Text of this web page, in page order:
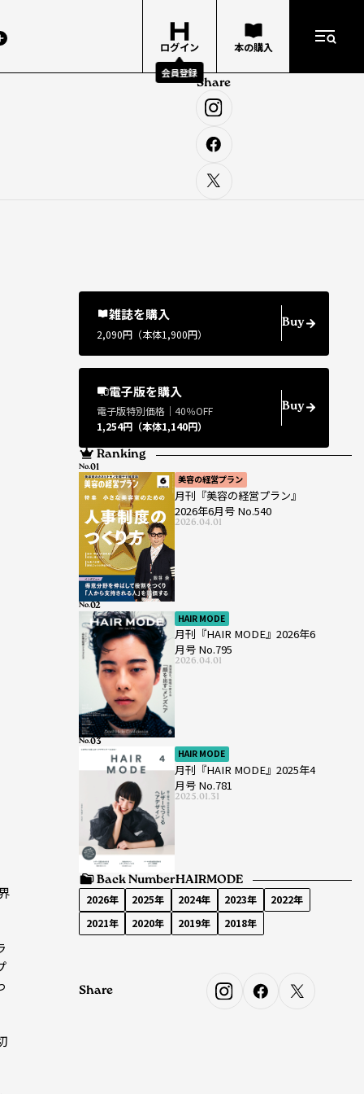
ログイン
会員登録
本の購入
Share
雑誌を購入
2,090円（本体1,900円）
Buy
電子版を購入
電子版特別価格｜40％OFF
1,254円（本体1,140円）
Buy
Ranking
美容の経営プラン
月刊『美容の経営プラン』
2026年6月号 No.540
2026.04.01
No.
HAIR MODE
月刊『HAIR MODE』2026年6
月号 No.795
2026.04.01
No.
HAIR MODE
月刊『HAIR MODE』2025年4
月号 No.781
2025.01.31
No.
Back NumberHAIRMODE
2026年 2025年 2024年 2023年
2022年
2021年
2020年 2019年 2018年
Share